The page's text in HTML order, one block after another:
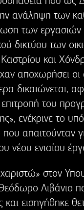
ανάληψη των
των εργασιών
δικτύου των
και
αποχωρήσει οι
δικαιώνεται,
του
ενέκρινε το
απαιτούνταν
νέου ενιαίου
στον
Λιβάνιο
εισηγήθηκε